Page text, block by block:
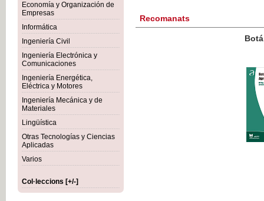
Economía y Organización de
Empresas
Informática
Ingeniería Civil
Ingeniería Electrónica y
Comunicaciones
Ingeniería Energética,
Eléctrica y Motores
Ingeniería Mecánica y de
Materiales
Lingüística
Otras Tecnologías y Ciencias
Aplicadas
Varios
Col·leccions [+/-]
Recomanats
IVA